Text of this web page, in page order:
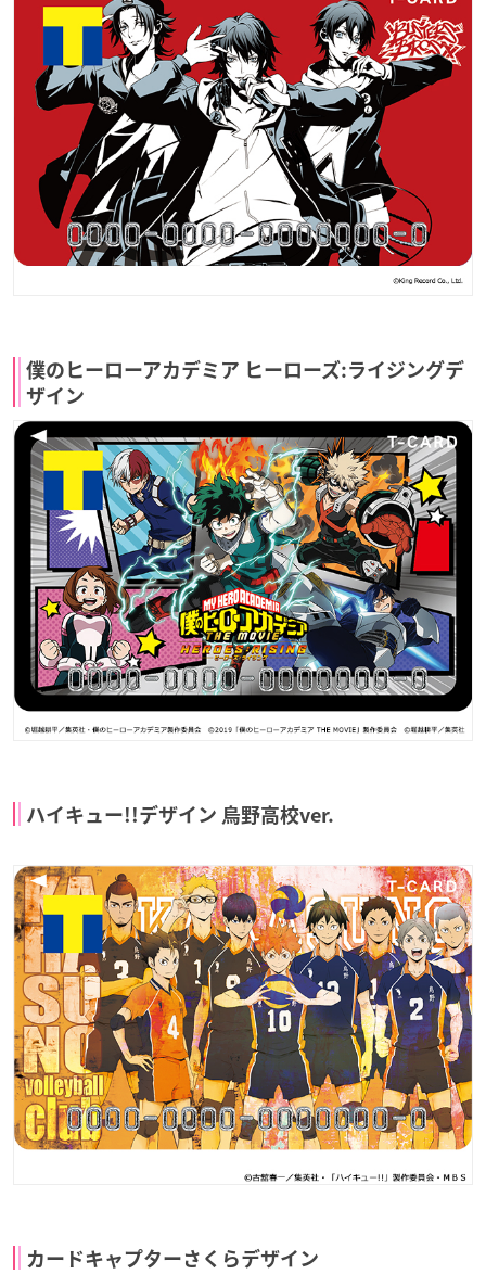
僕のヒーローアカデミア ヒーローズ:ライジングデ
ザイン
ハイキュー!!デザイン 烏野高校ver.
カードキャプターさくらデザイン